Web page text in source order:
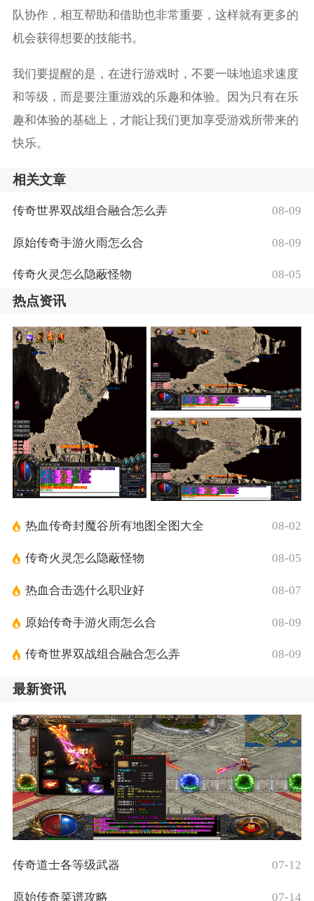
队协作，相互帮助和借助也非常重要，这样就有更多的
机会获得想要的技能书。
我们要提醒的是，在进行游戏时，不要一味地追求速度
和等级，而是要注重游戏的乐趣和体验。因为只有在乐
趣和体验的基础上，才能让我们更加享受游戏所带来的
快乐。
相关文章
传奇世界双战组合融合怎么弄 08-09
原始传奇手游火雨怎么合 08-09
传奇火灵怎么隐蔽怪物 08-05
热点资讯
热血传奇封魔谷所有地图全图大全 08-02
传奇火灵怎么隐蔽怪物 08-05
热血合击选什么职业好 08-07
原始传奇手游火雨怎么合 08-09
传奇世界双战组合融合怎么弄 08-09
最新资讯
传奇道士各等级武器 07-12
原始传奇菜谱攻略 07-14